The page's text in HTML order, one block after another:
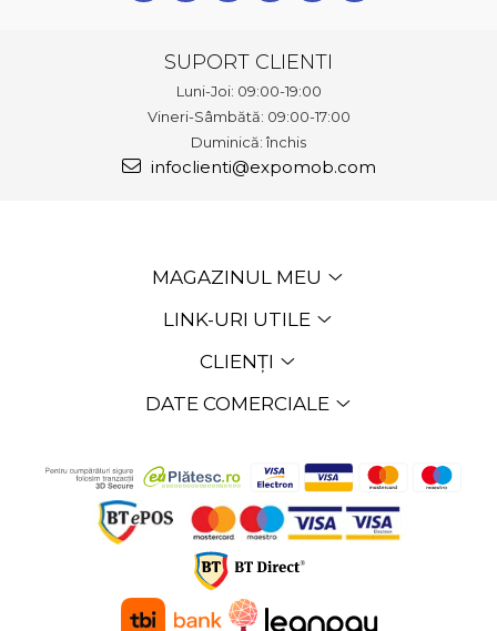
SUPORT CLIENTI
Luni-Joi: 09:00-19:00
Vineri-Sâmbătă: 09:00-17:00
Duminică: închis
infoclienti@expomob.com
MAGAZINUL MEU
LINK-URI UTILE
CLIENȚI
DATE COMERCIALE